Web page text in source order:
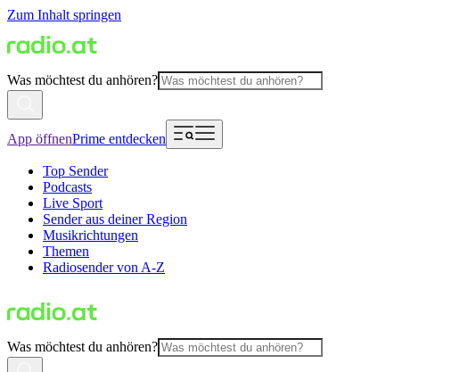
Zum Inhalt springen
Was möchtest du anhören?
App öffnenPrime entdecken
Top Sender
Podcasts
Live Sport
Sender aus deiner Region
Musikrichtungen
Themen
Radiosender von A-Z
Was möchtest du anhören?